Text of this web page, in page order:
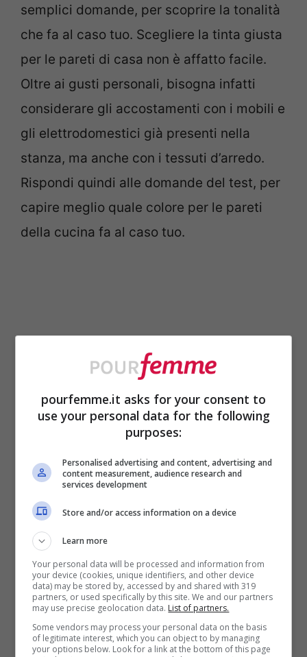
semplici domande, per scoprire la tonalità
che fa al caso tuo. Scegliere la tinta giusta
per le pareti di casa non è affatto facile.
Oltre ai gusti personali, bisogna infatti
considerare gli accostamenti con i mobili e
gli elettrodomestici già presenti nella
stanza, ma anche con i tessuti d’arredo.
Rispondi quindi alle domande del test, per
capire meglio quale colore per le pareti
della cucina fa al caso tuo.
ULTIMI ARTICOLI
Capelli ricci e crespi, come
pourfemme.it asks for your consent to
use your personal data for the following
purposes:
Personalised advertising and content, advertising and
content measurement, audience research and
services development
Store and/or access information on a device
Learn more
Your personal data will be processed and information from
your device (cookies, unique identifiers, and other device
data) may be stored by, accessed by and shared with 319
partners, or used specifically by this site. We and our partners
may use precise geolocation data. List of partners.
Some vendors may process your personal data on the basis
of legitimate interest, which you can object to by managing
your options below. Look for a link at the bottom of this page